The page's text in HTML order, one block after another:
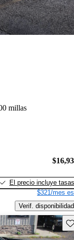
millas
El precio incluye tasas
$321/mes
Verif. disponibilidad